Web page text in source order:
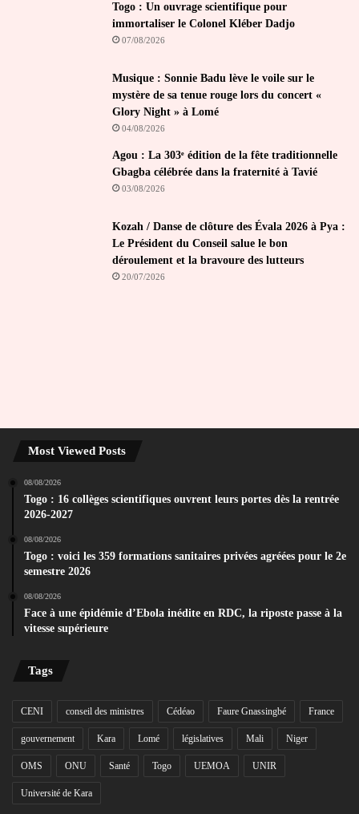
Togo : Un ouvrage scientifique pour
immortaliser le Colonel Kléber Dadjo
07/08/2026
Musique : Sonnie Badu lève le voile sur le
mystère de sa tenue rouge lors du concert «
Glory Night » à Lomé
04/08/2026
Agou : La 303ᵉ édition de la fête traditionnelle
Gbagba célébrée dans la fraternité à Tavié
03/08/2026
Kozah / Danse de clôture des Évala 2026 à Pya :
Le Président du Conseil salue le bon
déroulement et la bravoure des lutteurs
20/07/2026
Most Viewed Posts
08/08/2026
Togo : 16 collèges scientifiques ouvrent leurs portes dès la rentrée
2026-2027
08/08/2026
Togo : voici les 359 formations sanitaires privées agréées pour le 2e
semestre 2026
08/08/2026
Face à une épidémie d’Ebola inédite en RDC, la riposte passe à la
vitesse supérieure
Tags
CENI conseil des ministres Cédéao Faure Gnassingbé France
gouvernement Kara Lomé législatives Mali Niger
OMS ONU Santé Togo UEMOA UNIR
Université de Kara